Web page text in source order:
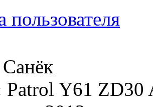
Санёк
Patrol Y61 ZD30